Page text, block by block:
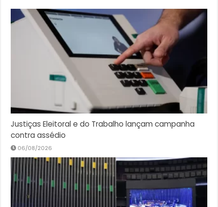
Justiças Eleitoral e do Trabalho lançam campanha
contra assédio
06/08/2026